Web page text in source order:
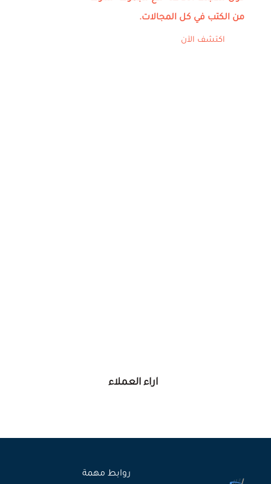
من الكتب في كل المجالات.
اكتشف الآن
آراء العملاء
روابط مهمة